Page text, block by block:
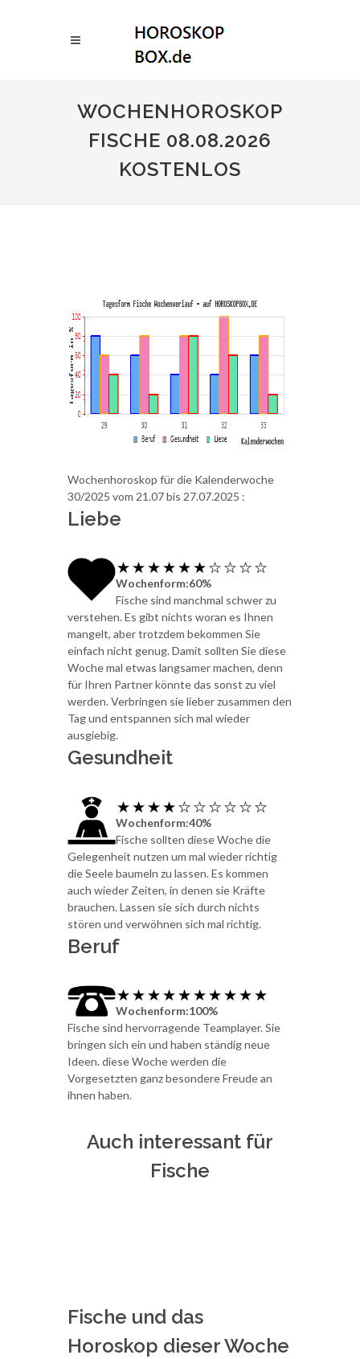
WOCHENHOROSKOP
FISCHE 08.08.2026
KOSTENLOS
Wochenhoroskop für die Kalenderwoche
30/2025 vom 21.07 bis 27.07.2025 :
Liebe
Wochenform:60%
Fische sind manchmal schwer zu
verstehen. Es gibt nichts woran es Ihnen
mangelt, aber trotzdem bekommen Sie
einfach nicht genug. Damit sollten Sie diese
Woche mal etwas langsamer machen, denn
für Ihren Partner könnte das sonst zu viel
werden. Verbringen sie lieber zusammen den
Tag und entspannen sich mal wieder
ausgiebig.
Gesundheit
Wochenform:40%
Fische sollten diese Woche die
Gelegenheit nutzen um mal wieder richtig
die Seele baumeln zu lassen. Es kommen
auch wieder Zeiten, in denen sie Kräfte
brauchen. Lassen sie sich durch nichts
stören und verwöhnen sich mal richtig.
Beruf
Wochenform:100%
Fische sind hervorragende Teamplayer. Sie
bringen sich ein und haben ständig neue
Ideen. diese Woche werden die
Vorgesetzten ganz besondere Freude an
ihnen haben.
Auch interessant für
Fische
Fische und das
Horoskop dieser Woche